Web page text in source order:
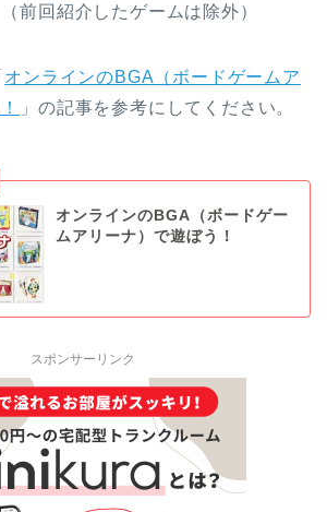
前回紹介したゲームは除外）
オンラインのBGA（ボードゲームア
」の記事を参考にしてください。
オンラインのBGA（ボードゲー
ムアリーナ）で遊ぼう！
スポンサーリンク